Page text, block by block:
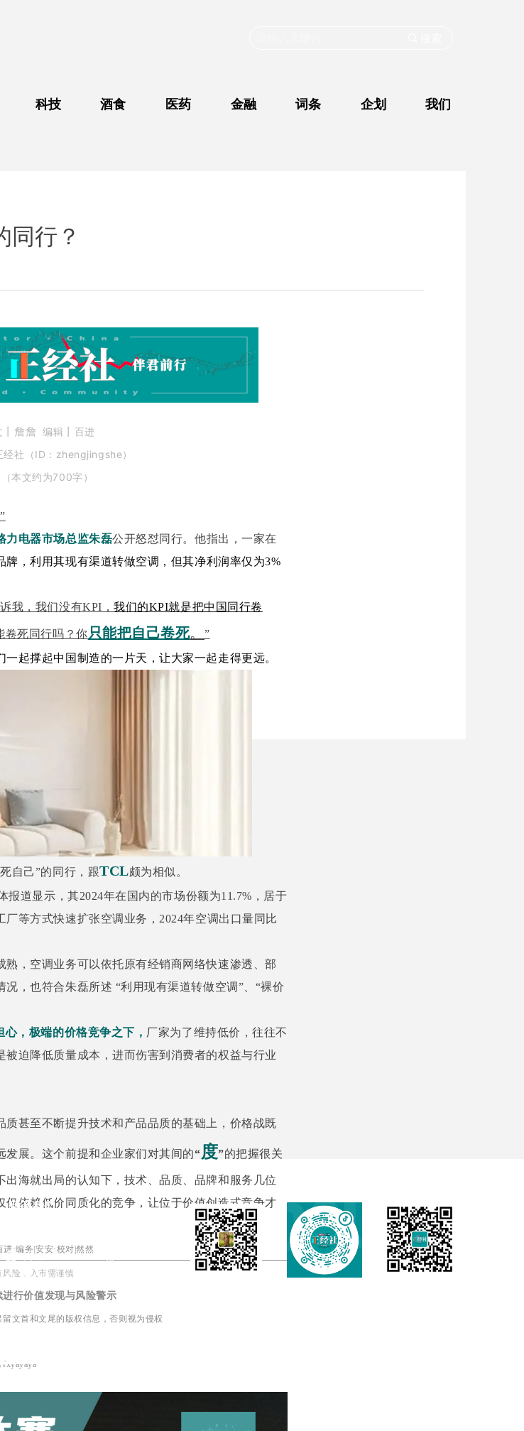
科技 酒食 医药 金融 词条 企划 我们
同行？
丨詹詹 编辑
百进
经社 （ID：zhengjingshe）
（本文约为700字）
力电器市场总监朱磊公开怒怼同行。他指出，一家在
牌 ，利用其现有渠道转做空调，但其净利润率仅为3%
我，我们没有KPI，我们的KPI就是把中国同行卷
卷死同行吗？你只能把自己卷死。
”
起撑起中国制造的一片天，让大家一起走得更远。
自己”的同行，跟TCL颇为相似。
报道显示，其2024年在国内的市场份额为11.7%，居于
等方式快速扩张空调业务，2024年空调出口量同比
，空调业务可以依托原有经销商网络快速渗透、部
，也符合朱磊所述 “利用现有渠道转做空调”、“裸价
，极端的价格竞争之下， 厂家为了维持低价，往往不
迫降低质量成本，进而伤害到消费者的权益与行业
质甚至不断提升技术和产品品质的基础上，价格战既
展。这个前提和企业家们对其间的“度”的把握很关
海就出局的认知下，技术、品质、品牌和服务几位
依赖低价同质化的竞争，让位于价值创造式竞争才
进·编务 |安安·校对|然然
险，入市需谨慎
行价值发现与风险警示
文首和文尾的版权信息，否则视为侵权